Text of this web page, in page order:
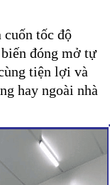
cuốn tốc độ
đóng mở tự
tiện lợi và
hay ngoài nhà